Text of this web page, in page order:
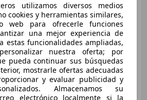
Súper oferta
km Gasolina 70 kW (95 CV)
utilizamos diversos medios
cookies y herramientas similares,
web para ofrecerle funciones
una mejor experiencia de
estas funcionalidades ampliadas,
nuestra oferta; por
pueda continuar sus búsquedas
mostrarle ofertas adecuadas
y evaluar publicidad y
Almacenamos su
electrónico localmente si la